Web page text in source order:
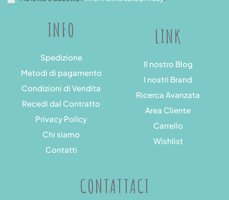
INFO
Spedizione
Metodi di pagamento
Condizioni di Vendita
Recedi dal Contratto
Privacy Policy
Chi siamo
Contatti
LINK
Il nostro Blog
I nostri Brand
Ricerca Avanzata
Area Cliente
Carrello
Wishlist
CONTATTACI